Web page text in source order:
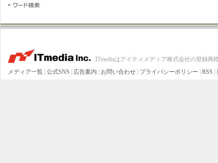
ITmediaはアイティメディア株式会社の登録商
メディア一覧 | 公式SNS | 広告案内 | お問い合わせ | プライバシーポリシー | RSS |